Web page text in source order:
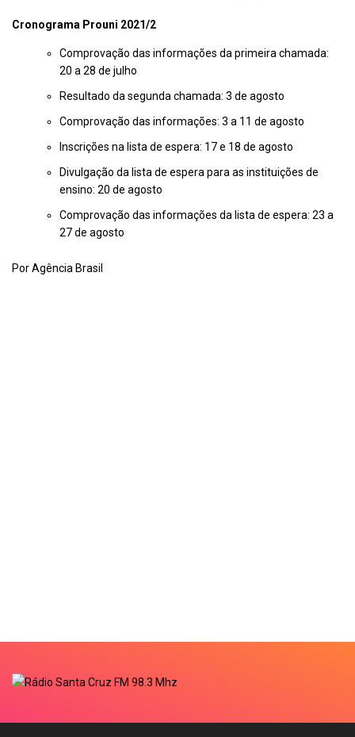
Cronograma Prouni 2021/2
Comprovação das informações da primeira chamada:
20 a 28 de julho
Resultado da segunda chamada: 3 de agosto
Comprovação das informações: 3 a 11 de agosto
Inscrições na lista de espera: 17 e 18 de agosto
Divulgação da lista de espera para as instituições de
ensino: 20 de agosto
Comprovação das informações da lista de espera: 23 a
27 de agosto
Por Agência Brasil